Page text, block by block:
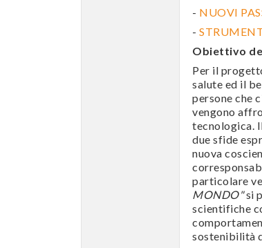
- NUOVI
-
Obiettivo
Per il
salute ed il
persone che
vengono
tecnologica.
due sfide
nuova
particolare
MONDO"si
scientifiche
sostenibilità